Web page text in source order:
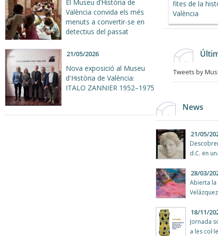
fites de la
València
El Museu d’Història de
València convida els més
menuts a convertir-se en
detectius del passat
21/05/2026
Nova exposició al Museu
d'Història de València:
ITALO ZANNIER 1952–1975
Tweets by
News
21/05/
d.C. en
28/03/
Abierta
18/11/
Jornada
a les